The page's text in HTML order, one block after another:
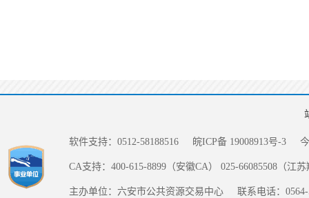
软件支持：0512-58188516 皖ICP备 19008913号-3
CA支持：400-615-8899（安徽CA） 025-66085508（江
主办单位：六安市公共资源交易中心 联系电话：0564-